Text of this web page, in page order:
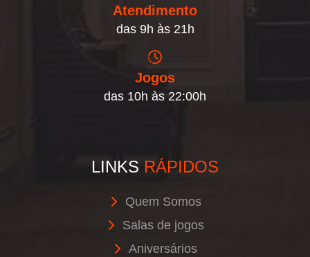
Atendimento
das 9h às 21h
Jogos
das 10h às 22:00h
LINKS RÁPIDOS
Quem Somos
Salas de jogos
Aniversários